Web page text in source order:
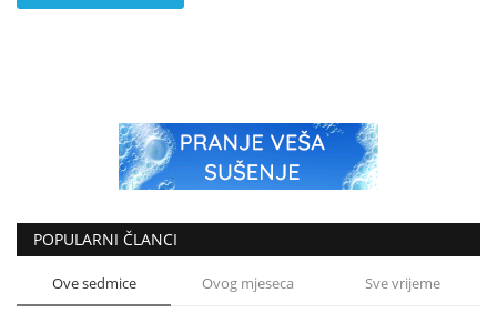
POPULARNI ČLANCI
Ove sedmice Ovog mjeseca Sve vrijeme